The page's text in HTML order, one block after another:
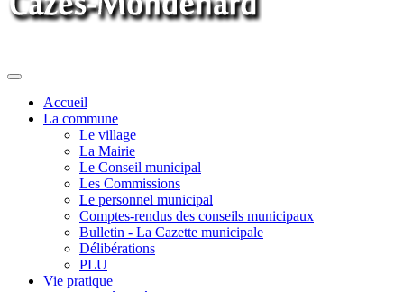
Toggle
navigationAccueil
La commune
Le village
La Mairie
Le Conseil municipal
Les Commissions
Le personnel municipal
Comptes-rendus des conseils municipaux
Bulletin - La Cazette municipale
Délibérations
PLU
Vie pratique